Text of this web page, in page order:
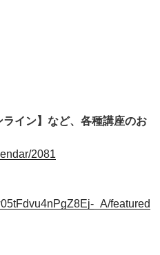
イン】など、各種講座のお
2081
_A/featured